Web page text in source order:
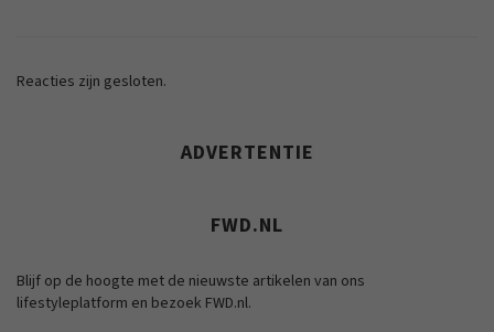
Reacties zijn gesloten.
ADVERTENTIE
FWD.NL
Blijf op de hoogte met de nieuwste artikelen van ons
lifestyleplatform en bezoek FWD.nl.